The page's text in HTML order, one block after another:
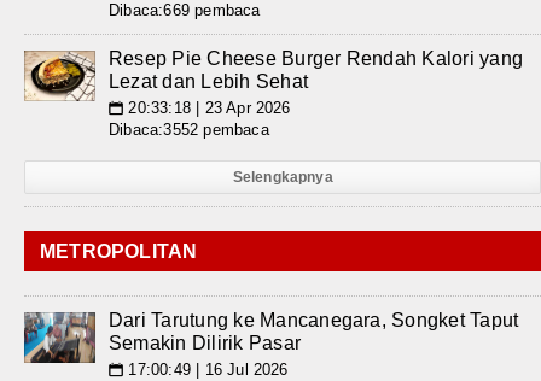
Dibaca:669 pembaca
Resep Pie Cheese Burger Rendah Kalori yang
Lezat dan Lebih Sehat
📅 20:33:18 | 23 Apr 2026
Dibaca:3552 pembaca
Selengkapnya
METROPOLITAN
Dari Tarutung ke Mancanegara, Songket Taput
Semakin Dilirik Pasar
📅 17:00:49 | 16 Jul 2026